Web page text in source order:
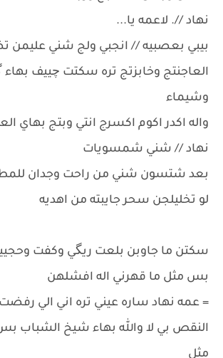
نهاد //. لاعمه يا...
بيبي بعصبيه // انجبي ولج شني عليمن
العاجنتج وخابزتج تره سكتت چييف
وشيماء
واله اكدر اكوم اكسرج انتي وبتج بهاي
نهاد // شني شمسويات
بعد شتسون شني من راحت وجدان
لو تخليلجن سحر جايبته من اهديه
سكتن ما جاوبن بلعت ريگي وكفت
بس مثل ما قهرني اله افشلهن
= عمه نهاد ساره عيني تره اني الي
النقص بي لا والله بهاء شيخ الشباب
مثل